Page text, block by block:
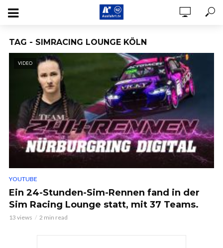
TAG - SIMRACING LOUNGE KÖLN
VIDEO
YOUTUBE
Ein 24-Stunden-Sim-Rennen fand in der
Sim Racing Lounge statt, mit 37 Teams.
13 views 2 min read